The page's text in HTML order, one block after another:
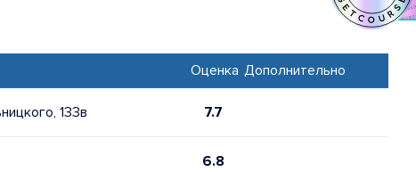
Оценка Дополнительно
133в 7.7
6.8